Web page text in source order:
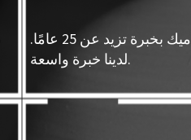
مصنع سيراميك بخبرة تزيد عن 25 عامًا.
لدينا خبرة واسعة.